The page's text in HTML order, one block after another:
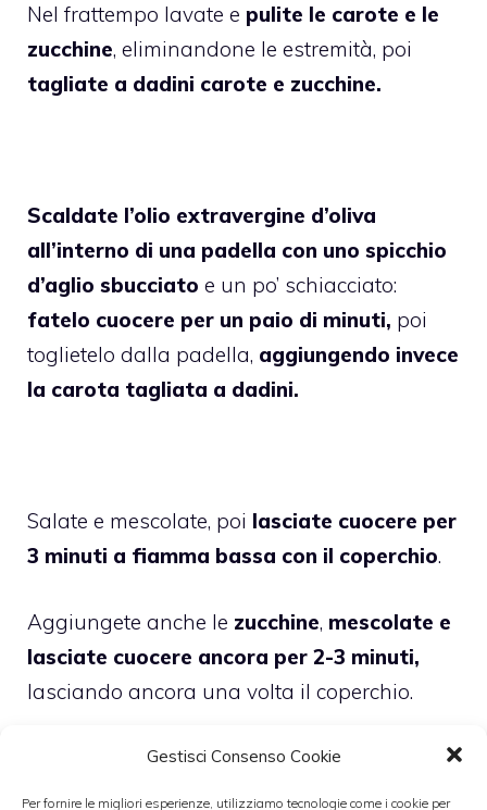
Gestisci Consenso Cookie
Per fornire le migliori esperienze, utilizziamo tecnologie come i cookie per
Nel frattempo lavate e pulite le carote e le
zucchine, eliminandone le estremità, poi
tagliate a dadini carote e zucchine.
Scaldate l’olio extravergine d’oliva
all’interno di una padella con uno spicchio
d’aglio sbucciato e un po’ schiacciato:
fatelo cuocere per un paio di minuti, poi
toglietelo dalla padella, aggiungendo invece
la carota tagliata a dadini.
Salate e mescolate, poi lasciate cuocere per
3 minuti a fiamma bassa con il coperchio.
Aggiungete anche le zucchine, mescolate e
lasciate cuocere ancora per 2-3 minuti,
lasciando ancora una volta il coperchio.